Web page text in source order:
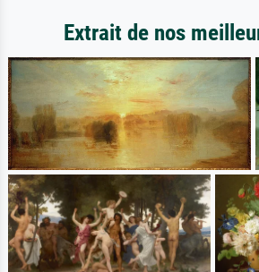
Extrait de nos